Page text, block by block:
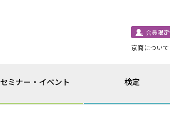
会員限
京商について
セミナー・イベント 検定